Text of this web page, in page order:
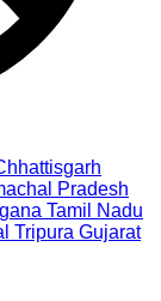
Pradesh
Tamil Nadu
Tripura Gujarat